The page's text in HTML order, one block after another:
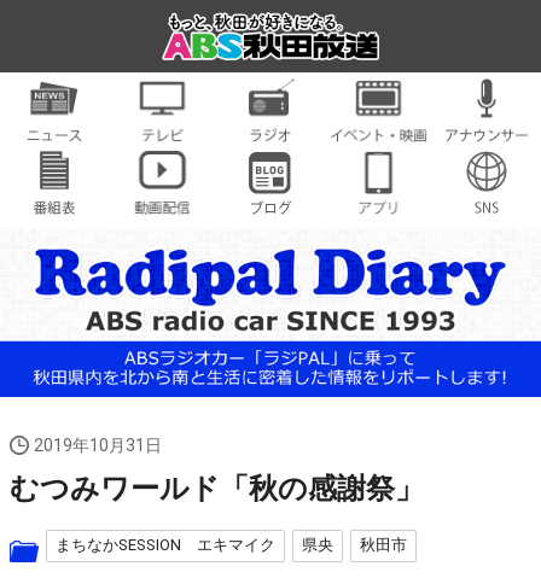
2019年10月31日
むつみワールド「秋の感謝祭」
まちなかSESSION エキマイク 県央 秋田市